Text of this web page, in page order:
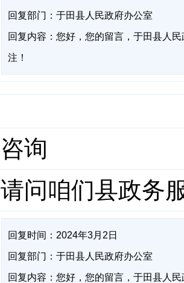
回复部门：于田县人民政府办公室
回复内容：您好，您的留言，于田县人
注！
咨询
请问咱们县政务
回复时间：2024年3月2日
回复部门：于田县人民政府办公室
回复内容：您好，您的留言，于田县人